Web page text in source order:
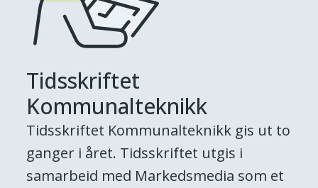
Tidsskriftet
Kommunalteknikk
Tidsskriftet Kommunalteknikk gis ut to
ganger i året. Tidsskriftet utgis i
samarbeid med Markedsmedia som et